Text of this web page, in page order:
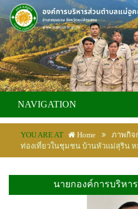
NAVIGATION
YOU ARE AT Home ภาพกิจ
ท่องเที่ยวในชุมชน บ้านหัวแม่สุริน ห
นายกองค์การบริหา